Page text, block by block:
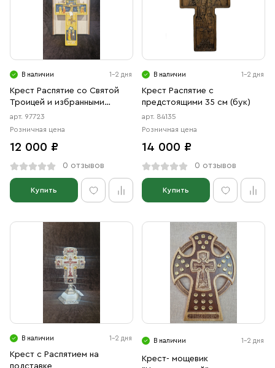
В наличии 1-2 дня
Крест Распятие со Святой
Троицей и избранными
святыми блг. князьями
Даниилом Московским и
арт. 97723
Розничная цена
12 000 ₽
0 отзывов
Купить
В наличии 1-2 дня
Крест Распятие с
предстоящими 35 см (бук)
арт. 84135
Розничная цена
14 000 ₽
0 отзывов
Купить
В наличии 1-2 дня
Крест с Распятием на
подставке
В наличии 1-2 дня
Крест- мощевик